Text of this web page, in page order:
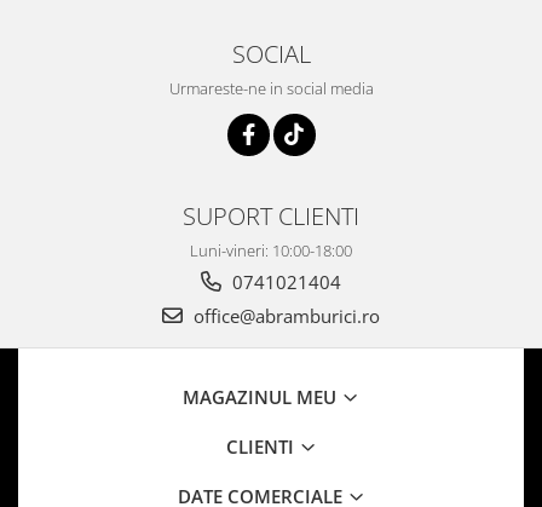
SOCIAL
Urmareste-ne in social media
SUPORT CLIENTI
Luni-vineri: 10:00-18:00
0741021404
office@abramburici.ro
MAGAZINUL MEU
CLIENTI
DATE COMERCIALE